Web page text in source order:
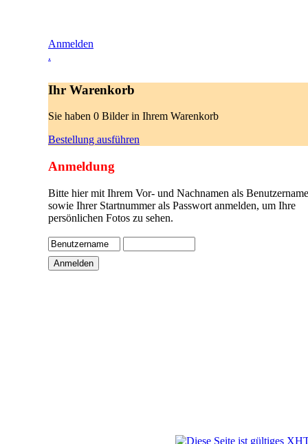
Anmelden
.
Ihr Warenkorb
Sie haben 0 Bilder in Ihrem Warenkorb
Bestellung ausführen
Anmeldung
Bitte hier mit Ihrem Vor- und Nachnamen als
sowie Ihrer Startnummer als Passwort anmelden, um Ihre
persönlichen Fotos zu sehen.